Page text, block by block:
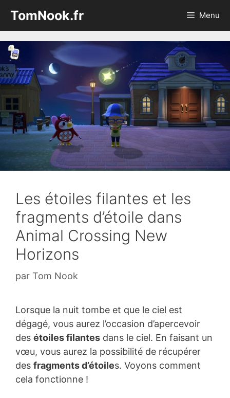
contenu
TomNook.fr Menu
Les étoiles filantes et les
fragments d’étoile dans
Animal Crossing New
Horizons
par Tom Nook
Lorsque la nuit tombe et que le ciel est
dégagé, vous aurez l’occasion d’apercevoir
des étoiles filantes dans le ciel. En faisant un
vœu, vous aurez la possibilité de récupérer
des fragments d’étoiles. Voyons comment
cela fonctionne !